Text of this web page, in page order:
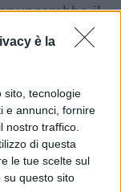
è la
sito, tecnologie
e annunci, fornire
nostro traffico.
di questa
le tue scelte sul
su questo sito
il
dietro
basso, ma
delle funzioni
, che poi
con le sue
il suo